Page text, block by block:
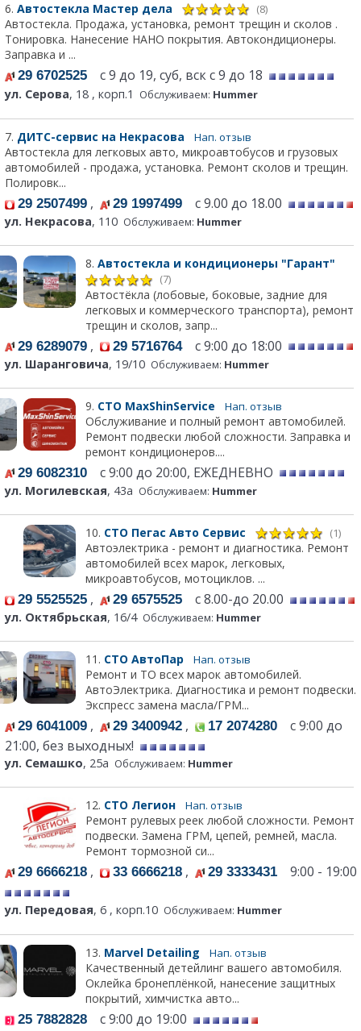
6. Автостекла Мастер дела (8)
Автостекла. Продажа, установка, ремонт трещин и сколов .
Тонировка. Нанесение НАНО покрытия. Автокондиционеры.
Заправка и ...
29 6702525 с 9 до 19, суб, вск с 9 до 18
ул. Серова, 18 , корп.1 Обслуживаем: Hummer
7. ДИТС-сервис на Некрасова Нап. отзыв
Автостекла для легковых авто, микроавтобусов и грузовых
автомобилей - продажа, установка. Ремонт сколов и трещин.
Полировк...
29 2507499 , 29 1997499 с 9.00 до 18.00
ул. Некрасова, 110 Обслуживаем: Hummer
8. Автостекла и кондиционеры "Гарант"
(7)
Автостёкла (лобовые, боковые, задние для
легковых и коммерческого транспорта), ремонт
трещин и сколов, запр...
29 6289079 , 29 5716764с 9:00 до 18:00
ул. Шаранговича, 19/10 Обслуживаем: Hummer
9. СТО MaxShinService Нап. отзыв
Обслуживание и полный ремонт автомобилей.
Ремонт подвески любой сложности. Заправка и
ремонт кондиционеров....
29 6082310 с 9:00 до 20:00, ЕЖЕДНЕВНО
ул. Могилевская, 43а Обслуживаем: Hummer
10. СТО Пегас Авто Сервис (1)
Автоэлектрика - ремонт и диагностика. Ремонт
автомобилей всех марок, легковых,
микроавтобусов, мотоциклов. ...
29 5525525 , 29 6575525 с 8.00-до 20.00
ул. Октябрьская, 16/4 Обслуживаем: Hummer
11. СТО АвтоПар Нап. отзыв
Ремонт и ТО всех марок автомобилей.
АвтоЭлектрика. Диагностика и ремонт подвески.
Экспресс замена масла/ГРМ...
29 6041009 , 29 3400942 , 17 2074280 с 9:00 до
21:00, без выходных!
ул. Семашко, 25а Обслуживаем: Hummer
12. СТО Легион Нап. отзыв
Ремонт рулевых реек любой сложности. Ремонт
подвески. Замена ГРМ, цепей, ремней, масла.
Ремонт тормозной си...
29 6666218 , 33 6666218 , 29 3333431 9:00 - 19:00
ул. Передовая, 6 , корп.10 Обслуживаем: Hummer
13. Marvel Detailing Нап. отзыв
Качественный детейлинг вашего автомобиля.
Оклейка бронеплёнкой, нанесение защитных
покрытий, химчистка авто...
25 7882828 с 9:00 до 19:00